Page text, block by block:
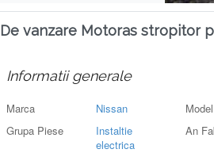
De vanzare Motoras stropitor
Informatii generale
Marca Nissan Model
Grupa Piese
Instaltie
electrica
An